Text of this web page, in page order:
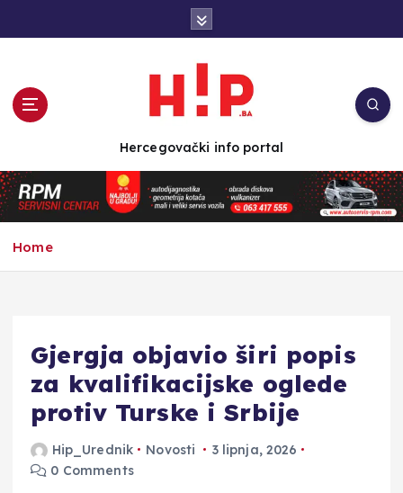
n
t
e
Hercegovački info portal
Home
Gjergja objavio širi popis
za kvalifikacijske oglede
protiv Turske i Srbije
Hip_Urednik Novosti
3 lipnja, 2026
0 Comments